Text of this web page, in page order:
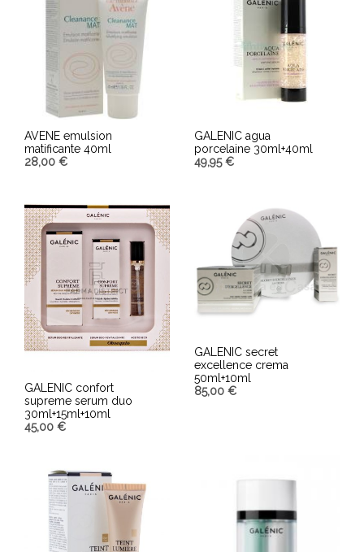
AVENE emulsion
matificante 40ml
28,00 €
GALENIC agua
porcelaine 30ml+40ml
49,95€
GALENIC confort
supreme serum duo
30ml+15ml+10ml
45,00 €
GALENIC secret
excellence crema
50ml+10ml
85,00 €